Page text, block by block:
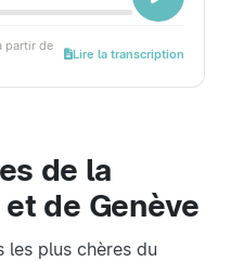
partir de
Lire la transcription
de la
de Genève
les plus chères du